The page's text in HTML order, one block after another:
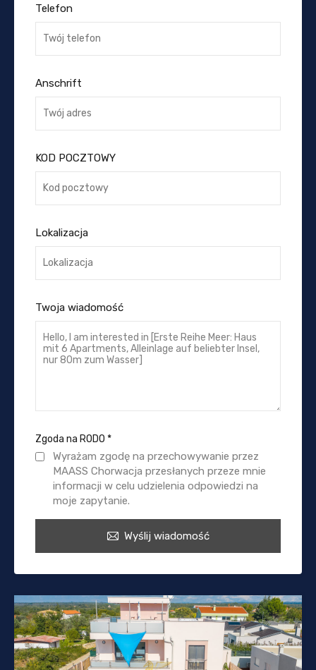
Telefon
Anschrift
KOD POCZTOWY
Lokalizacja
Twoja wiadomość
Zgoda na RODO *
Wyrażam zgodę na przechowywanie przez
MAASS Chorwacja przesłanych przeze mnie
informacji w celu udzielenia odpowiedzi na
moje zapytanie.
Wyślij wiadomość